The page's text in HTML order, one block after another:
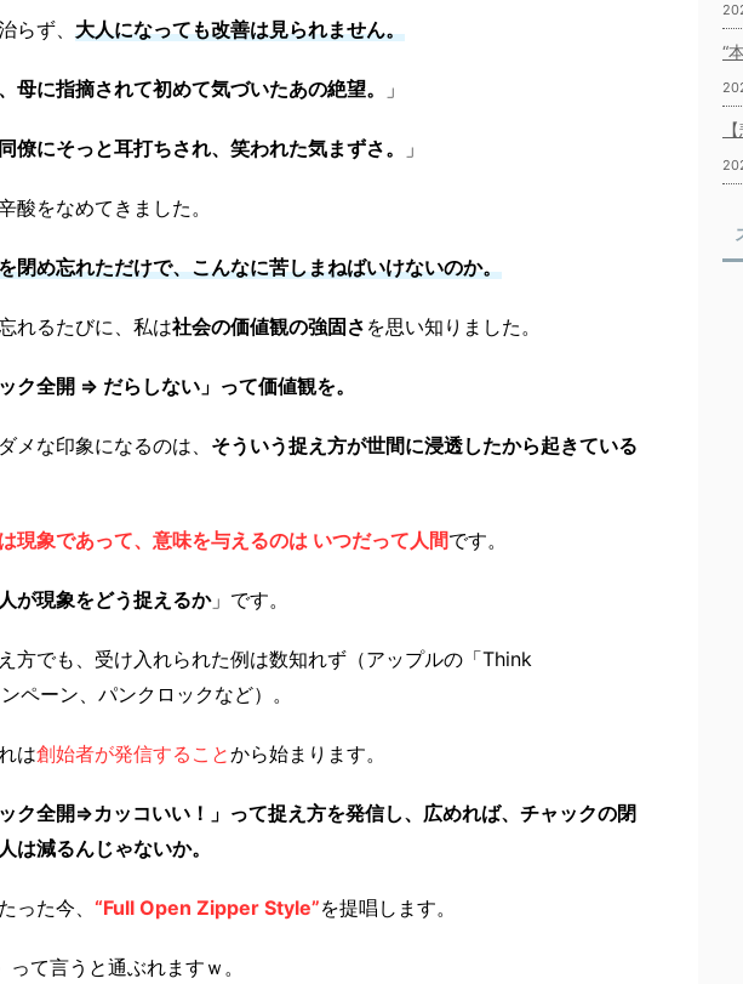
らず、 大人になっても改善は見られません。
母に指摘されて初めて気づいたあの絶望。 」
僚にそっと耳打ちされ、笑われた気まずさ。 」
酸をなめてきました。
閉め忘れただけで、こんなに苦しまねばいけないのか。
れるたびに、私は社会の価値観の強固さ を思い知りました。
ク全開 ⇒ だらしない」って価値観を。
メな印象になるのは、 そういう捉え方が世間に浸透したから起きている
現象であって、意味を与えるのは いつだって人間です。
人が現象をどう捉えるか」です。
方でも、受け入れられた例は数知れず（アップルの「Think
ペーン、パンクロックなど）。
は創始者が発信することから始まります。
ック全開⇒カッコいい！」って捉え方を発信し、広めれば、チャックの閉
は減るんじゃないか。
った今、 “Full Open Zipper Style”を提唱します。
って言うと通ぶれますｗ。
“